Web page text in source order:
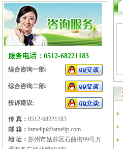
2026年春节放假安排的通知
2026年元旦放假安排的通知
2025年国庆节、中秋节放假安排
2025年端午节放假安排的通知
2025年劳动节放假安排的通知
2025年清明节放假安排的通知
服务电话：0512-68221183
综合咨询一部:
综合咨询二部:
投诉建议:
传 真： 0512-68221183
邮 箱： fameiip@fameiip.com
地 址： 苏州市姑苏区石曲街99号万